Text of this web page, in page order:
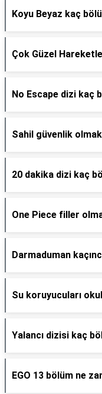
Koyu Beyaz kaç
Çok Güzel
No Escape dizi kaç
Sahil güvenlik
20 dakika dizi kaç
One Piece filler
Darmaduman
Su koruyucuları
Yalancı dizisi kaç
EGO 13 bölüm ne